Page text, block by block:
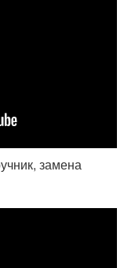
замена